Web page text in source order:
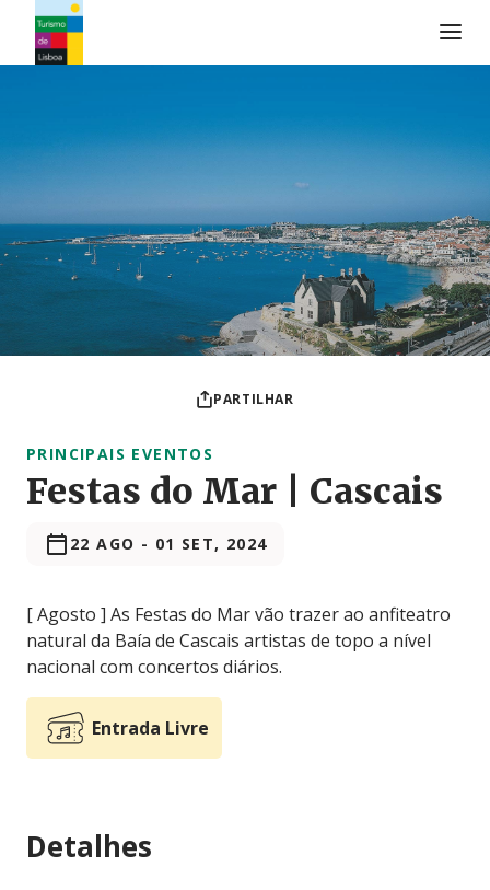
PARTILHAR
PRINCIPAIS EVENTOS
Festas do Mar | Cascais
22 AGO - 01 SET, 2024
[ Agosto ] As Festas do Mar vão trazer ao anfiteatro
natural da Baía de Cascais artistas de topo a nível
nacional com concertos diários.
Entrada Livre
Detalhes